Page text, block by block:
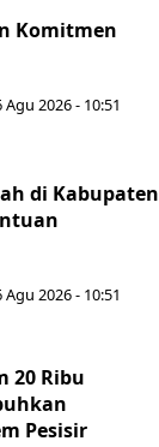
Komitmen
Agu 2026 - 10:51
di Kabupaten
Agu 2026 - 10:51
20 Ribu
Pesisir